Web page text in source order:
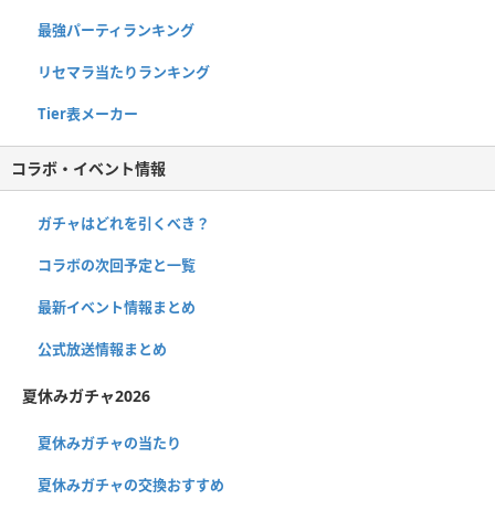
最強パーティランキング
リセマラ当たりランキング
Tier表メーカー
コラボ・イベント情報
ガチャはどれを引くべき？
コラボの次回予定と一覧
最新イベント情報まとめ
公式放送情報まとめ
夏休みガチャ2026
夏休みガチャの当たり
夏休みガチャの交換おすすめ